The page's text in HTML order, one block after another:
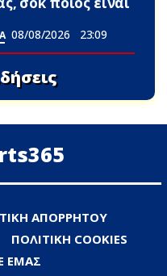
08/08/2026 23:09
ΑΠΟΡΡΗΤΟΥ
ΠΟΛΙΤΙΚΗ COOKIES
ΕΜΑΣ